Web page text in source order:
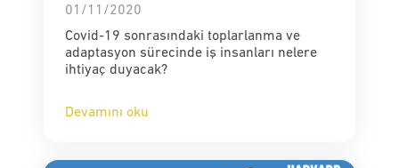
01/11/2020
Covid-19 sonrasındaki toplarlanma ve
adaptasyon sürecinde iş insanları nelere
ihtiyaç duyacak?
Devamını oku